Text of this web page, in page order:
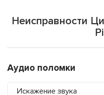
Неисправности
Аудио поломки
Искажение звука